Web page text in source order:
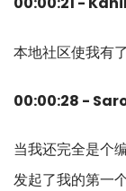
本地社区使我有
00:00:28 -
当我还完全是个
发起了我的第一